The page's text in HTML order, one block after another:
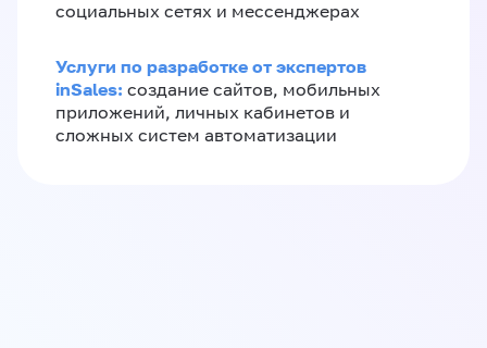
социальных сетях и мессенджерах
Услуги по разработке от экспертов
inSales: создание сайтов, мобильных
приложений, личных кабинетов и
сложных систем автоматизации